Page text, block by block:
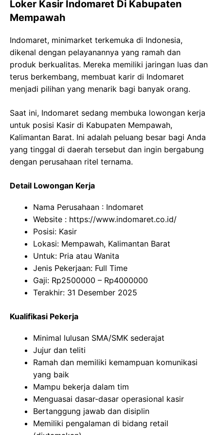
Loker Kasir Indomaret Di Kabupaten
Mempawah
Indomaret, minimarket terkemuka di Indonesia,
dikenal dengan pelayanannya yang ramah dan
produk berkualitas. Mereka memiliki jaringan luas dan
terus berkembang, membuat karir di Indomaret
menjadi pilihan yang menarik bagi banyak orang.
Saat ini, Indomaret sedang membuka lowongan kerja
untuk posisi Kasir di Kabupaten Mempawah,
Kalimantan Barat. Ini adalah peluang besar bagi Anda
yang tinggal di daerah tersebut dan ingin bergabung
dengan perusahaan ritel ternama.
Detail Lowongan Kerja
Nama Perusahaan : Indomaret
Website : https://www.indomaret.co.id/
Posisi: Kasir
Lokasi: Mempawah, Kalimantan Barat
Untuk: Pria atau Wanita
Jenis Pekerjaan: Full Time
Gaji: Rp2500000 – Rp4000000
Terakhir: 31 Desember 2025
Kualifikasi Pekerja
Minimal lulusan SMA/SMK sederajat
Jujur dan teliti
Ramah dan memiliki kemampuan komunikasi
yang baik
Mampu bekerja dalam tim
Menguasai dasar-dasar operasional kasir
Bertanggung jawab dan disiplin
Memiliki pengalaman di bidang retail